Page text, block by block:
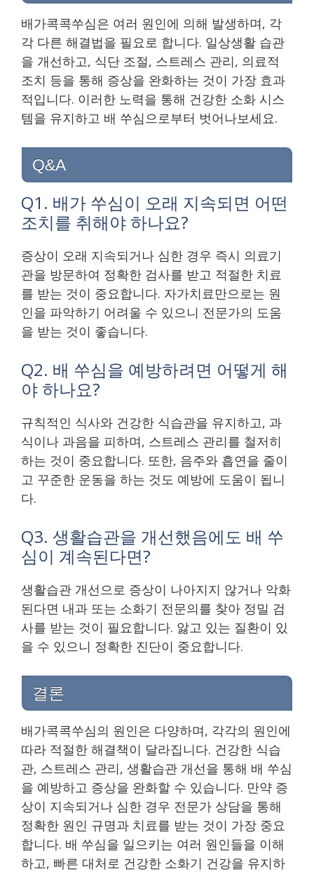
배가콕콕쑤심은 여러 원인에 의해 발생하며, 각
각 다른 해결법을 필요로 합니다. 일상생활 습관
을 개선하고, 식단 조절, 스트레스 관리, 의료적
조치 등을 통해 증상을 완화하는 것이 가장 효과
적입니다. 이러한 노력을 통해 건강한 소화 시스
템을 유지하고 배 쑤심으로부터 벗어나보세요.
Q&A
Q1. 배가 쑤심이 오래 지속되면 어떤
조치를 취해야 하나요?
증상이 오래 지속되거나 심한 경우 즉시 의료기
관을 방문하여 정확한 검사를 받고 적절한 치료
를 받는 것이 중요합니다. 자가치료만으로는 원
인을 파악하기 어려울 수 있으니 전문가의 도움
을 받는 것이 좋습니다.
Q2. 배 쑤심을 예방하려면 어떻게 해
야 하나요?
규칙적인 식사와 건강한 식습관을 유지하고, 과
식이나 과음을 피하며, 스트레스 관리를 철저히
하는 것이 중요합니다. 또한, 음주와 흡연을 줄이
고 꾸준한 운동을 하는 것도 예방에 도움이 됩니
다.
Q3. 생활습관을 개선했음에도 배 쑤
심이 계속된다면?
생활습관 개선으로 증상이 나아지지 않거나 악화
된다면 내과 또는 소화기 전문의를 찾아 정밀 검
사를 받는 것이 필요합니다. 앓고 있는 질환이 있
을 수 있으니 정확한 진단이 중요합니다.
결론
배가콕콕쑤심의 원인은 다양하며, 각각의 원인에
따라 적절한 해결책이 달라집니다. 건강한 식습
관, 스트레스 관리, 생활습관 개선을 통해 배 쑤심
을 예방하고 증상을 완화할 수 있습니다. 만약 증
상이 지속되거나 심한 경우 전문가 상담을 통해
정확한 원인 규명과 치료를 받는 것이 가장 중요
합니다. 배 쑤심을 일으키는 여러 원인들을 이해
하고, 빠른 대처로 건강한 소화기 건강을 유지하